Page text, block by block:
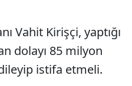
Vahit Kirişçi, yaptığı
dolayı 85 milyon
istifa etmeli.